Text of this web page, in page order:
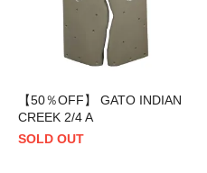
【50％OFF】 GATO INDIAN
CREEK 2/4 A
SOLD OUT